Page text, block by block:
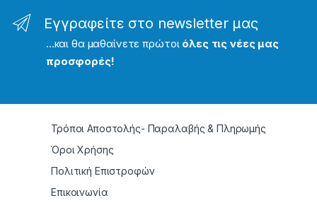
Εγγραφείτε στο newsletter μας
...και θα μαθαίνετε πρώτοι όλες τις νέες μας
προσφορές!
Τρόποι Αποστολής- Παραλαβής & Πληρωμής
Όροι Χρήσης
Πολιτική Επιστροφών
Επικοινωνία